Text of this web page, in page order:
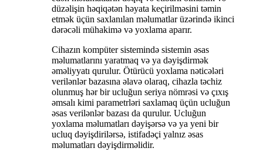
düzəlişin həqiqətən həyata keçirilməsini təmin
etmək üçün saxlanılan məlumatlar üzərində ikinci
dərəcəli mühakimə və yoxlama aparır.
Cihazın kompüter sistemində sistemin əsas
məlumatlarını yaratmaq və ya dəyişdirmək
əməliyyatı qurulur. Ötürücü yoxlama nəticələri
verilənlər bazasına əlavə olaraq, cihazla təchiz
olunmuş hər bir ucluğun seriya nömrəsi və çıxış
əmsalı kimi parametrləri saxlamaq üçün ucluğun
əsas verilənlər bazası da qurulur. Ucluğun
yoxlama məlumatları dəyişərsə və ya yeni bir
ucluq dəyişdirilərsə, istifadəçi yalnız əsas
məlumatları dəyişdirməlidir.